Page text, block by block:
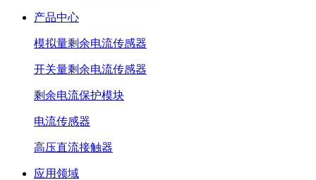
产品中心
模拟量剩余电流传感器
开关量剩余电流传感器
剩余电流保护模块
电流传感器
高压直流接触器
应用领域